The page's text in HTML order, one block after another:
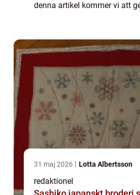
denna artikel kommer vi att
31 maj 2026 Lotta Albertsson
redaktionel